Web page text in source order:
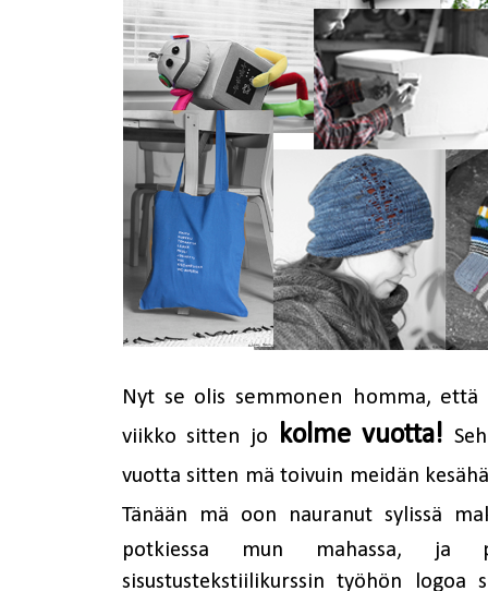
Nyt se olis semmonen homma, että
viikko sitten jo kolme vuotta!
vuotta sitten mä toivuin meidän
Tänään mä oon nauranut sylissä
potkiessa mun mahassa, ja
sisustustekstiilikurssin työhön logoa